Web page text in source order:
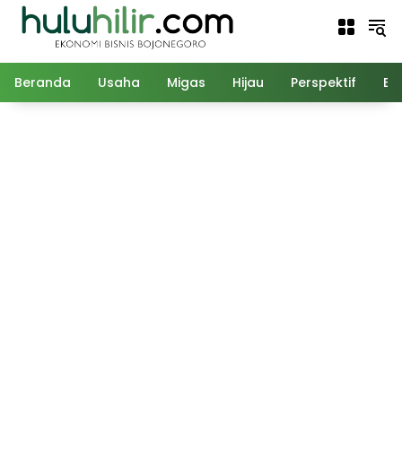
Langsung
Beranda Usaha Migas Hijau Perspektif